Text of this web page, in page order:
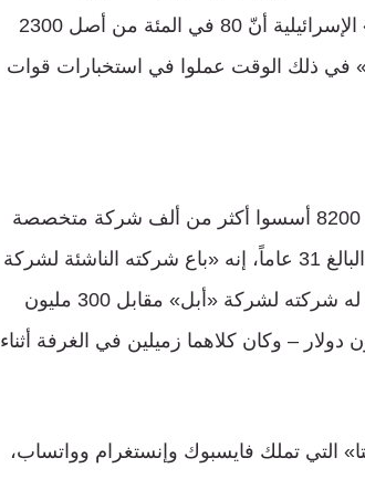
وفي تقرير يعود إلى عام 2018، كشفت صحيفة «هآرتس» الإسرائيلية أنّ 80 في المئة من أصل 2300
في ذلك الوقت عملوا في استخبارات قوات
في عام 2016، قدّرت مجلة «فوربس» أن خريجي الوحدة 8200 أسسوا أكثر من ألف شركة متخصصة
في قطاع التكنولوجيا. وفي التقرير نفسه، قال رون رايتر، البالغ 31 عاماً، إنه «باع شركته الناشئة لشركة
«أوراكل» (Oracle) مقابل 50 مليون دولار، بينما باع زميل له شركته لشركة «أبل» مقابل 300 مليون
باع شركته لشركة «سيسكو» مقابل 500 مليون دولار – وكان كلاهما زميلين في الغرفة أثناء
التي تملك فايسبوك وإنستغرام وواتساب،